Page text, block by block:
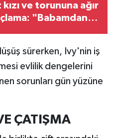
kızı ve torununa ağır
"Babamdan
sürerken, Ivy'nin iş
evlilik dengelerini
sorunları gün yüzüne
ÇATIŞMA